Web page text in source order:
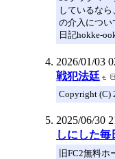
しているな
の介入につい
日記hokke-
2026/01/03
戦犯法廷
Copyright (C)
2025/06/30
しにした毎
旧FC2無料